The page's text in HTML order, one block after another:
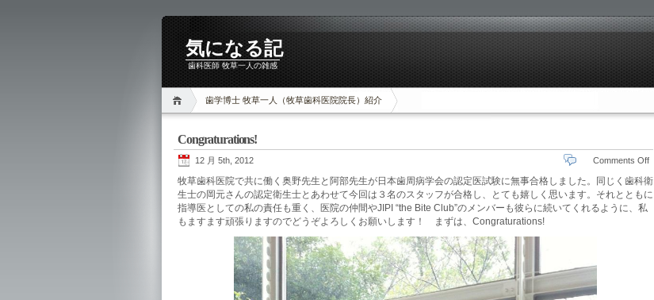
気になる記
歯科医師 牧草一人の雑感
歯学博士 牧草一人（牧草歯科医院院長）紹介
Congraturations!
12 月 5th, 2012 Comments Off
牧草歯科医院で共に働く奥野先生と阿部先生が日本歯周病学会の認定医試験に無事合格しました。同じく歯科衛
生士の岡元さんの認定衛生士とあわせて今回は３名のスタッフが合格し、とても嬉しく思います。それとともに
指導医としての私の責任も重く、医院の仲間やJIPI “the Bite Club”のメンバーも彼らに続いてくれるように、私
もますます頑張りますのでどうぞよろしくお願いします！ まずは、Congraturations!